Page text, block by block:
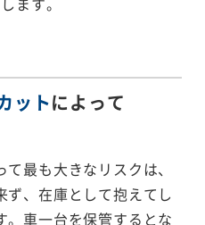
ットによって
最も大きなリスクは、
ず、在庫として抱えてし
。車一台を保管するとな